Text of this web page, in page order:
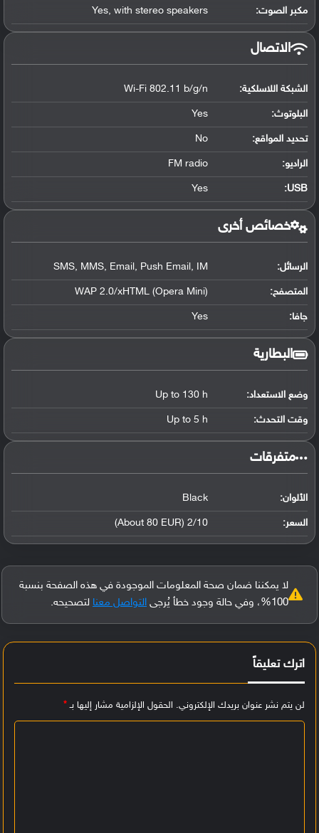
مكبر الصوت: Yes, with stereo speakers
الاتصال
الشبكة اللاسلكية: Wi-Fi 802.11 b/g/n
البلوتوث:
Yes
تحديد المواقع:
No
الراديو: FM radio
USB
:
Yes
خصائص أخرى
الرسائل: SMS, MMS, Email, Push Email, IM
المتصفح: WAP 2.0/xHTML (Opera Mini)
جافا: Yes
البطارية
وضع الاستعداد: Up to 130 h
وقت التحدث: Up to 5 h
‏متفرقات‏
الألوان: Black
السعر: 2/10 (About 80 EUR)
لا يمكننا ضمان صحة المعلومات الموجودة في هذه الصفحة بنسبة
100%، وفي حالة وجود خطأ يُرجى
التواصل معنا لتصحيحه.
اترك تعليقاً
لن يتم نشر عنوان بريدك الإلكتروني. الحقول الإلزامية مشار إليها بـ*